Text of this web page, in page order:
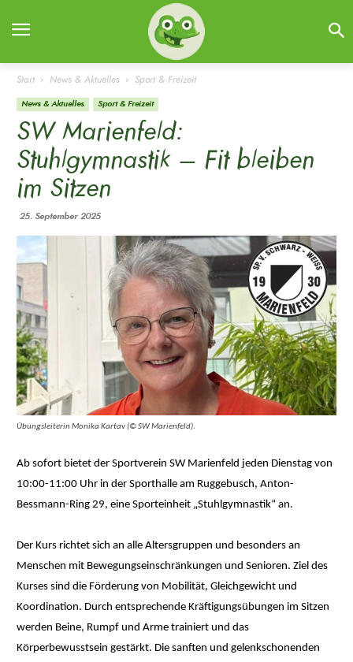
Start News & Aktuelles Sport & Freizeit
News & Aktuelles Sport & Freizeit
SW Marienfeld:
Stuhlgymnastik – Fit bleiben
im Sitzen
25. September 2025
Übungsleiterin Monika Kartav (© SW Marienfeld).
Ab sofort bietet der Sportverein SW Marienfeld jeden Dienstag von
10:00-11:00 Uhr in der Sporthalle am Ruggebusch, Anton-
Bessmann-Ring 29, eine Sporteinheit „Stuhlgymnastik“ an.
Der Kurs richtet sich an alle Altersgruppen und besonders an
Menschen mit Bewegungseinschränkungen und Senioren. Ziel des
Kurses sind die Förderung von Mobilität, Gleichgewicht und
Koordination. Durch entsprechende Kräftigungsübungen im Sitzen
werden Beine, Rumpf und Arme trainiert und das
Körperbewusstsein gestärkt. Die sanften und gelenkschonenden